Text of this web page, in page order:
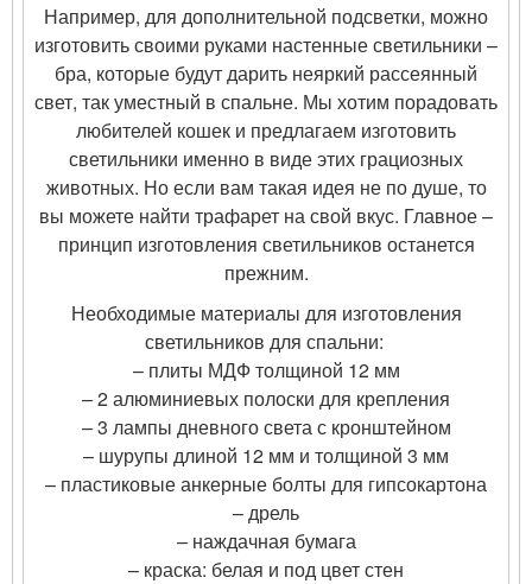
Например, для дополнительной подсветки, можно
изготовить своими руками настенные светильники –
бра, которые будут дарить неяркий рассеянный
свет, так уместный в спальне. Мы хотим порадовать
любителей кошек и предлагаем изготовить
светильники именно в виде этих грациозных
животных. Но если вам такая идея не по душе, то
вы можете найти трафарет на свой вкус. Главное –
принцип изготовления светильников останется
прежним.
Необходимые материалы для изготовления
светильников для спальни:
– плиты МДФ толщиной 12 мм
– 2 алюминиевых полоски для крепления
– 3 лампы дневного света с кронштейном
– шурупы длиной 12 мм и толщиной 3 мм
– пластиковые анкерные болты для гипсокартона
– дрель
– наждачная бумага
– краска: белая и под цвет стен